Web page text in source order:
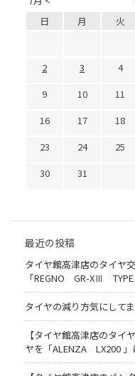
日 月 火
2
3 4
9
10 11
16
17 18
23
24 25
30
31
最近の投稿
タイヤ館高津店のタイヤ
「REGNO GR-XⅢ
タイヤの減り方気にして
【タイヤ館高津店のタイ
ヤを「ALENZA LX200 」